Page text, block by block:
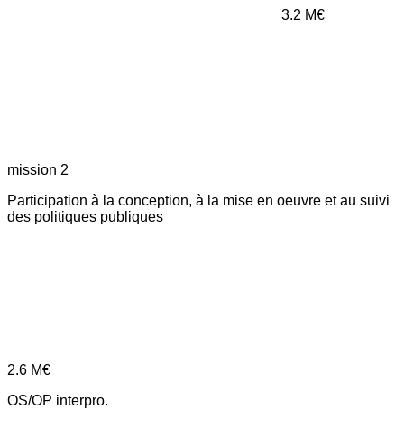
3.2 M€
mission 2
Participation à la conception, à la mise en oeuvre et au suivi
des politiques publiques
2.6 M€
OS/OP interpro.